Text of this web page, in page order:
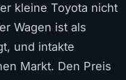
kleine Toyota nicht
Wagen ist als
und intakte
Markt. Den Preis